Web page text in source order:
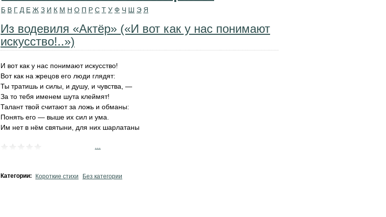
Б В Г Д Е Ж З И К М Н О П Р С Т У Ф Ч Ш Э Я
Из водевиля «Актёр» («И вот как у нас понимают
искусство!..»)
И вот как у нас понимают искусство!
Вот как на жрецов его люди глядят:
Ты тратишь и силы, и душу, и чувства, —
За то тебя именем шута клеймят!
Талант твой считают за ложь и обманы:
Понять его — выше их сил и ума.
Им нет в нём святыни, для них шарлатаны
Категории: Короткие стихи Без категории